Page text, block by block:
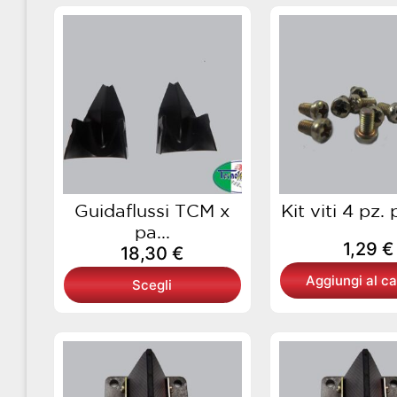
Guidaflussi TCM x
pa...
18,30 €
Scegli
Questo
più
varianti.
Le
opzioni
scelte
nella
pagina
del
prodotto
Kit viti 4 pz.
1,29 €
Aggiungi al
ha